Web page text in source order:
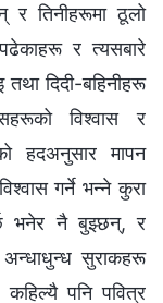
र तिनीहरूमा ठूलो
र त्यसबारे
दिदी-बहिनीहरू
विश्‍वास र
हदअनुसार मापन
गर्ने भन्ने कुरा
भनेर नै बुझ्छन्, र
सुराकहरू
पनि पवित्र